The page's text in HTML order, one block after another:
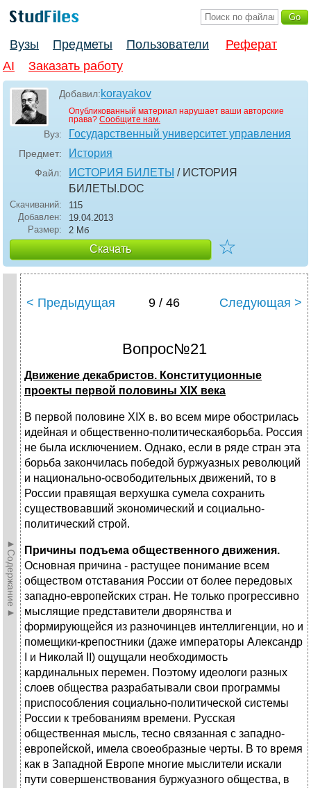
Вузы Предметы Пользователи
Реферат
AI
Заказать работу
Добавил:korayakov
Опубликованный материал нарушает ваши авторские
права? Сообщите нам.
Вуз: Государственный университет управления
Предмет: История
Файл: ИСТОРИЯ БИЛЕТЫ / ИСТОРИЯ
БИЛЕТЫ .DOC
Скачиваний:
115
Добавлен:
19.04.2013
Размер:
2 Мб
Скачать ☆
►Содержание►
< Предыдущая 9 / 46 Следующая >
Вопрос№21
Движение декабристов. Конституционные
проекты первой половины ХIХ века
В первой половине XIX в. во всем мире обострилась
идейная и об­щественно-политическаяборьба. Россия
не была исключением. Однако, если в ряде стран эта
борьба закончилась победой буржуазных револю­ций
и национально-освободительных движений, то в
России правящая верхушка сумела сохранить
существовавший экономический и социаль­но-
политический строй.
Причины подъема общественного движения.
Основная причина - растущее понимание всем
обществом отставания России от более пере­довых
западно-европейских стран. Не только прогрессивно
мыслящие представители дворянства и
формирующейся из разночинцев интелли­генции, но и
помещики-крепостники (даже императоры Александр
I и Николай II) ощущали необходимость
кардинальных перемен. Поэтому идеологи разных
слоев общества разрабатывали свои программы
при­способления социально-политической системы
России к требованиям времени. Русская
общественная мысль, тесно связанная с западно­
европейской, имела своеобразные черты. В то время
как в Западной Европе многие мыслители искали
пути совершенствования буржуазного общества, в